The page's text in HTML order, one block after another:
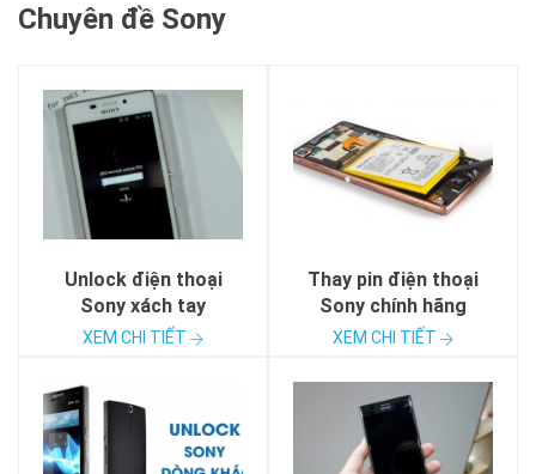
Chuyên đề Sony
Unlock điện thoại
Sony xách tay
XEM CHI TIẾT
Thay pin điện thoại
Sony chính hãng
XEM CHI TIẾT